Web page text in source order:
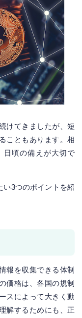
けてきましたが、短
こともあります。相
日頃の備えが大切で
い3つのポイントを紹
報を収集できる体制
価格は、各国の規制
スによって大きく動
解するためにも、正